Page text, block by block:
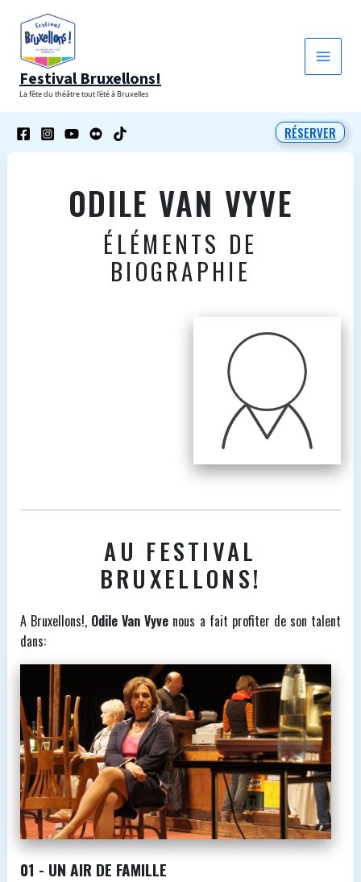
contenu
Festival Bruxellons!
La fête du théâtre tout l'été à Bruxelles
RÉSERVER
ODILE VAN VYVE
ÉLÉMENTS DE
BIOGRAPHIE
AU FESTIVAL
BRUXELLONS!
A Bruxellons!, Odile Van Vyve nous a fait profiter de son talent
dans:
01 - UN AIR DE FAMILLE